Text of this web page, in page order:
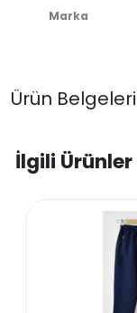
Marka
Ürün Belgeleri
İlgili Ürünler